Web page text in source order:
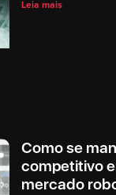
Leia mais
Como se
competitivo
mercado